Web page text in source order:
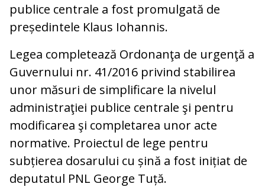
publice centrale a fost promulgată de
președintele Klaus Iohannis.
Legea completează Ordonanţa de urgenţă a
Guvernului nr. 41/2016 privind stabilirea
unor măsuri de simplificare la nivelul
administraţiei publice centrale şi pentru
modificarea şi completarea unor acte
normative. Proiectul de lege pentru
subțierea dosarului cu șină a fost inițiat de
deputatul PNL George Tuță.